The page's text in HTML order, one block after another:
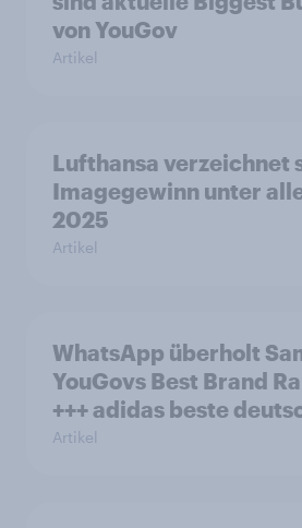
von YouGov
Artikel
Lufthansa verzeichnet
Imagegewinn unter
2025
Artikel
WhatsApp überholt
YouGovs Best Brand
+++ adidas beste
Artikel